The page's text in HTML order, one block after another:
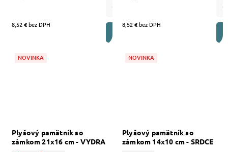
8,52 € bez DPH 8,52 € bez DPH
NOVINKA
Plyšový pamätník so
zámkom 21x16 cm - VYDRA
NOVINKA
Plyšový pamätník so
zámkom 14x10 cm - SRDCE